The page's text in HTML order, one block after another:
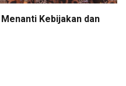
Kebijakan dan